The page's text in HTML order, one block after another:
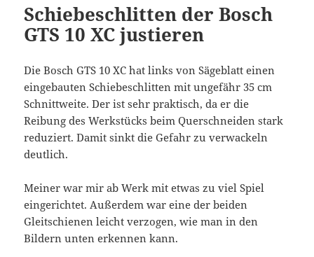
Schiebeschlitten der Bosch
GTS 10 XC justieren
Die Bosch GTS 10 XC hat links von Sägeblatt einen
eingebauten Schiebeschlitten mit ungefähr 35 cm
Schnittweite. Der ist sehr praktisch, da er die
Reibung des Werkstücks beim Querschneiden stark
reduziert. Damit sinkt die Gefahr zu verwackeln
deutlich.
Meiner war mir ab Werk mit etwas zu viel Spiel
eingerichtet. Außerdem war eine der beiden
Gleitschienen leicht verzogen, wie man in den
Bildern unten erkennen kann.